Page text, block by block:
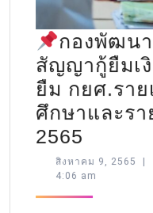
กองพัฒน
สัญญากู้ยืมเงิ
ยืม กยศ.รา
ศึกษาและร
2565
สิงหาคม 9, 2565
4:06 am